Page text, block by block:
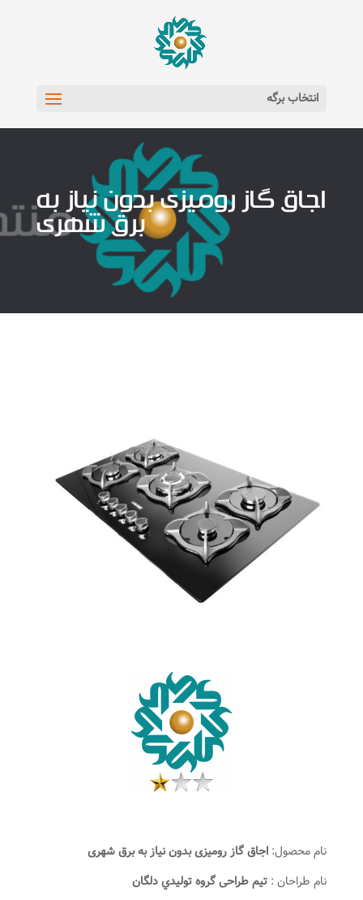
انتخاب برگه
اجاق گاز رومیزی بدون نیاز به
برق شهری
نام محصول: اجاق گاز رومیزی بدون نیاز به برق شهری
نام طراحان : تیم طراحی گروه توليدي دلگان